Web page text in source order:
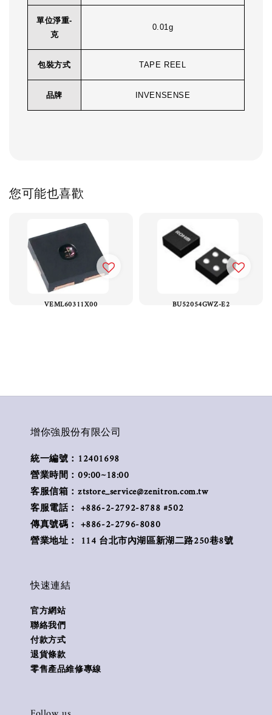
單位淨重-
克
0.01g
包裝方式 TAPE REEL
品牌 INVENSENSE
您可能也喜歡
VEML60311X00 BU52054GWZ-E2
增你強股份有限公司
統一編號：12401698
營業時間：09:00~18:00
客服信箱：ztstore_service@zenitron.com.tw
客服電話： +886-2-2792-8788 #502
傳真號碼： +886-2-2796-8080
營業地址： 114 台北市內湖區新湖二路250巷8號
快速連結
官方網站
聯絡我們
付款方式
退貨條款
零售產品維修專線